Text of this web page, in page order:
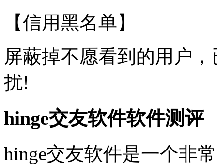
【信用黑名单】
屏蔽掉不愿看到的用户
扰!
hinge交友软件软件测评
hinge交友软件是一个非